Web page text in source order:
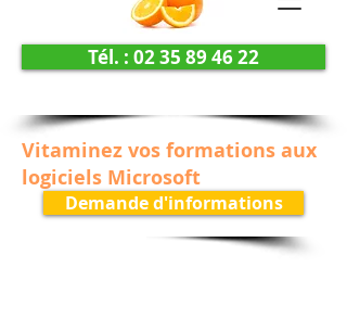
Tél. : 02 35 89 46 22
Vitaminez vos formations aux
logiciels Microsoft
Demande d'informations